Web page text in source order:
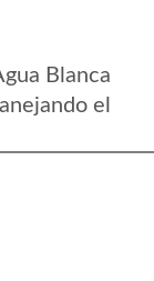
Blanca
el